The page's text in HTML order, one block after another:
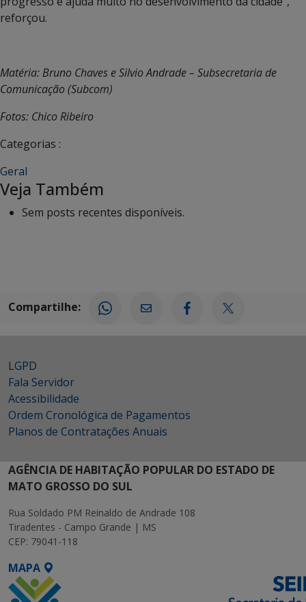
reforçou.
Matéria: Bruno Chaves e Silvio Andrade – Subsecretaria de
Comunicação (Subcom)
Fotos: Chico Ribeiro
Categorias :
Geral
Veja Também
Sem posts recentes disponíveis.
Compartilhe:
LGPD
Fala Servidor
Acessibilidade
Ordem Cronológica de Pagamentos
Planos de Contratações Anuais
AGÊNCIA DE HABITAÇÃO POPULAR DO ESTADO DE
MATO GROSSO DO SUL
Rua Soldado PM Reinaldo de Andrade 108
Tiradentes - Campo Grande | MS
CEP: 79041-118
MAPA